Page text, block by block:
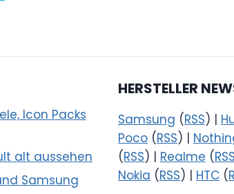
Icon Packs
alt aussehen
Samsung
HERSTELLER
Samsung (RSS) |
Poco (RSS) |
(RSS) | Realme (RSS
Nokia (RSS) | HTC (